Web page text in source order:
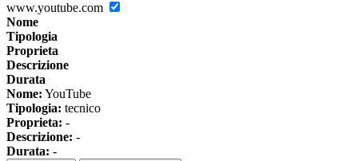
www.youtube.com
Nome
Tipologia
Proprieta
Descrizione
Durata
Nome: YouTube
Tipologia: tecnico
Proprieta: -
Descrizione: -
Durata: -